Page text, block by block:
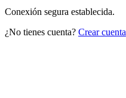
Conexión segura establecida.
¿No tienes cuenta? Crear cuenta